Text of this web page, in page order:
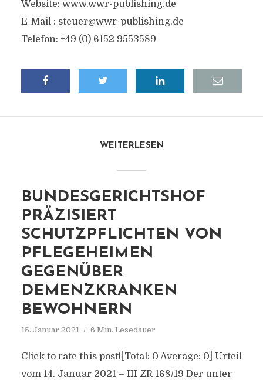
Website: www.wwr-publishing.de
E-Mail : steuer@wwr-publishing.de
Telefon: +49 (0) 6152 9553589
WEITERLESEN
BUNDESGERICHTSHOF
PRÄZISIERT
SCHUTZPFLICHTEN VON
PFLEGEHEIMEN
GEGENÜBER
DEMENZKRANKEN
BEWOHNERN
15. Januar 2021 6 Min. Lesedauer
Click to rate this post![Total: 0 Average: 0] Urteil
vom 14. Januar 2021 – III ZR 168/19 Der unter